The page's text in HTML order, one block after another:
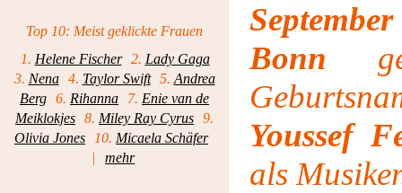
Top 10: Meist geklickte Frauen
1. Helene Fischer 2. Lady Gaga
3. Nena 4. Taylor Swift 5. Andrea
Berg 6. Rihanna 7. Enie van de
Meiklokjes 8. Miley Ray Cyrus 9.
Olivia Jones
10. Micaela Schäfer
|
mehr
Bonn
Youssef
als